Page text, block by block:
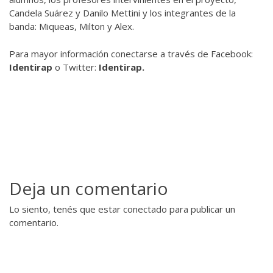
Candela Suárez y Danilo Mettini y los integrantes de la
banda: Miqueas, Milton y Alex.
Para mayor información conectarse a través de Facebook:
Identirap o Twitter: Identirap.
Deja un comentario
Lo siento, tenés que estar conectado para publicar un
comentario.